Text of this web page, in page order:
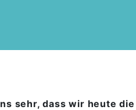
sehr, dass wir heute